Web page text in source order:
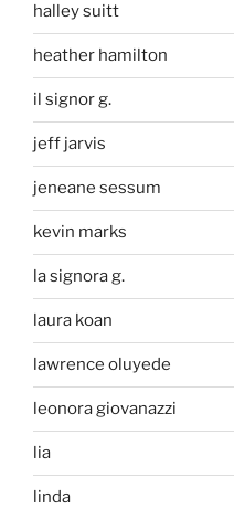
halley suitt
heather hamilton
il signor g.
jeff jarvis
jeneane sessum
kevin marks
la signora g.
laura koan
lawrence oluyede
leonora giovanazzi
lia
linda